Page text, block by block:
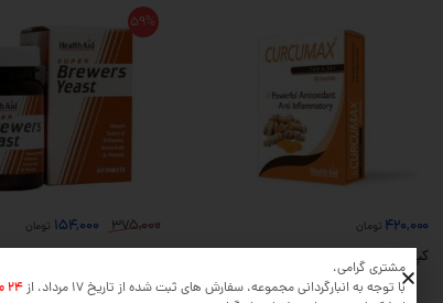
420,000 تومان
کپسول کورکومکس هلث اید 30 عدد
59%
375,000
154,000 تومان
مشتری گرامی،
با توجه به انبارگردانی مجموعه، سفارش های ثبت شده از تاریخ 17 مرداد، از
24 مرداد ماه